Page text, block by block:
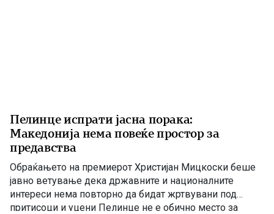
Пелинце испрати јасна порака:
Македонија нема повеќе простор за
предавства
Обраќањето на премиерот Христијан Мицкоски беше
јавно ветување дека државните и националните
интереси нема повторно да бидат жртвувани под
притисоци и уцени Пелинце не е обично место за